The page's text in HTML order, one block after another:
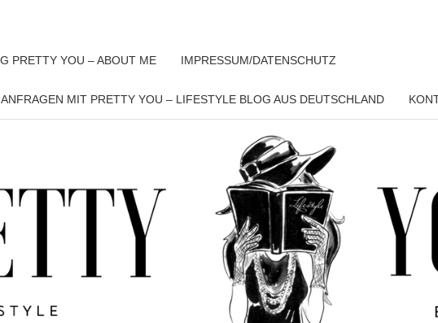
PRETTY YOU – ABOUT ME IMPRESSUM/DATENSCHUTZ
MIT PRETTY YOU – LIFESTYLE BLOG AUS DEUTSCHLAND